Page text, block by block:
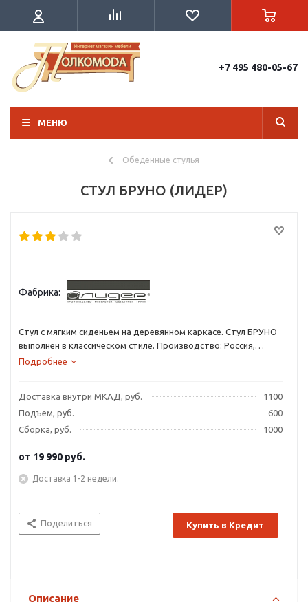
+7 495 480-05-67
МЕНЮ
Обеденные стулья
СТУЛ БРУНО (ЛИДЕР)
Фабрика:
Стул с мягким сиденьем на деревянном каркасе. Стул БРУНО
выполнен в классическом стиле. Производство: Россия,
фабрика — Лидер.
Подробнее
Доставка внутри МКАД, руб.
1100
Подъем, руб.
600
Сборка, руб.
1000
от 19 990 руб.
Доставка 1-2 недели.
Поделиться Купить в Кредит
Описание